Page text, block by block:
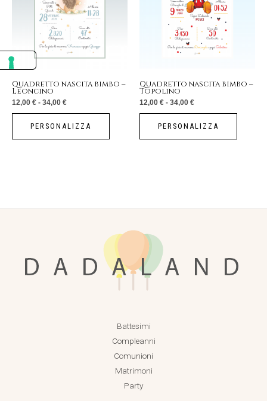
Quadretto nascita bimbo –
Leoncino
12,00 € - 34,00 €
PERSONALIZZA
del
Quadretto nascita bimbo –
Topolino
12,00 € - 34,00 €
PERSONALIZZA
del
Battesimi
Compleanni
Comunioni
Matrimoni
Party